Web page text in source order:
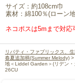
サイズ：約108cm巾
素材：綿100％(ローン
ネコポスは5mまで対応
リバティ・ファブリックス、
春夏追加柄(Summer Melody) >
地＜Liddel Garden＞(リデン
26CU